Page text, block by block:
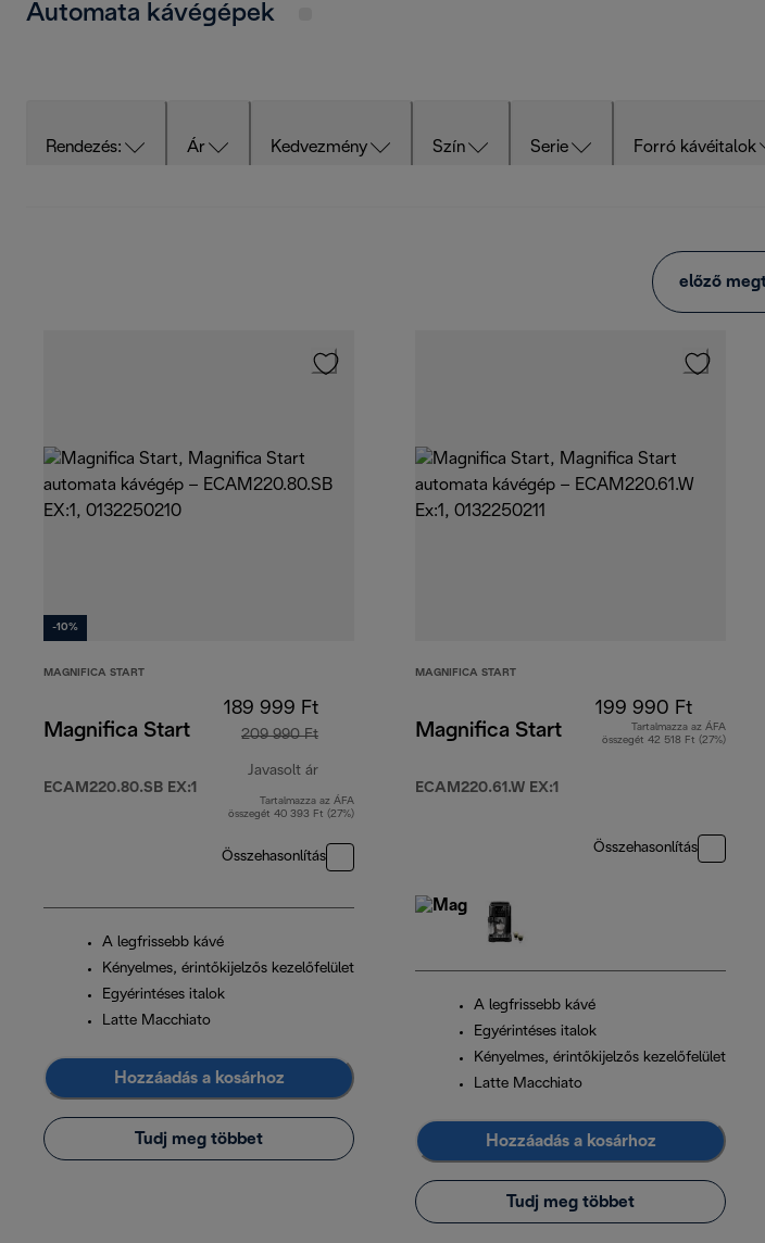
Automata kávégépek
Rendezés: Ár Kedvezmény Szín Serie Forró kávéitalok
előző
-10%
MAGNIFICA START
Magnifica Start
ECAM220.80.SB EX:1
189 999 Ft
209 990 Ft
Javasolt ár
eredeti ár 209 990 Ft
Tartalmazza az ÁFA
összegét 40 393 Ft (27%)
Összehasonlítás
A legfrissebb kávé
Kényelmes, érintőkijelzős kezelőfelület
Egyérintéses italok
Latte Macchiato
Hozzáadás a kosárhoz
Tudj meg többet
MAGNIFICA START
Magnifica Start
ECAM220.61.W EX:1
199 990 Ft
Tartalmazza az ÁFA
összegét 42 518 Ft (27%)
Összehasonlítás
A legfrissebb kávé
Egyérintéses italok
Kényelmes, érintőkijelzős kezelőfelület
Latte Macchiato
Hozzáadás a kosárhoz
Tudj meg többet